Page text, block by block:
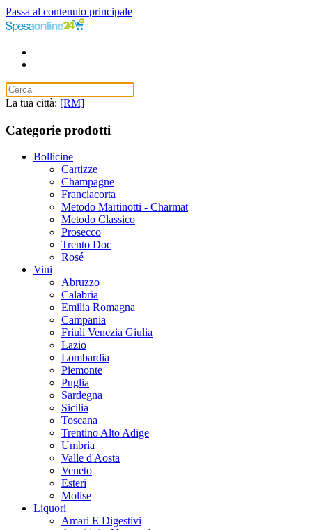
Passa al contenuto principale
La tua città: [RM]
Categorie prodotti
Bollicine
Cartizze
Champagne
Franciacorta
Metodo Martinotti - Charmat
Metodo Classico
Prosecco
Trento Doc
Rosé
Vini
Abruzzo
Calabria
Emilia Romagna
Campania
Friuli Venezia Giulia
Lazio
Lombardia
Piemonte
Puglia
Sardegna
Sicilia
Toscana
Trentino Alto Adige
Umbria
Valle d'Aosta
Veneto
Esteri
Molise
Liquori
Amari E Digestivi